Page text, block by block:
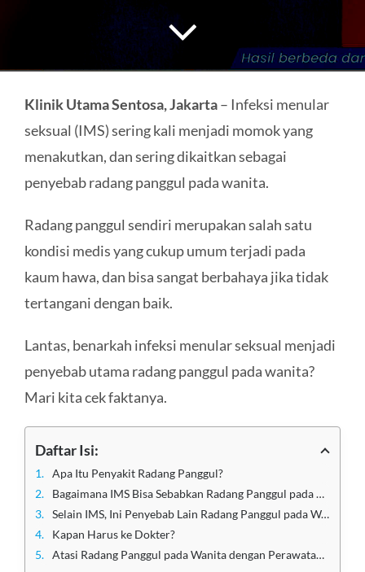
Klinik Utama Sentosa, Jakarta– Infeksi menular
seksual (IMS) sering kali menjadi momok yang
menakutkan, dan sering dikaitkan sebagai
penyebab radang panggul pada wanita.
Radang panggul sendiri merupakan salah satu
kondisi medis yang cukup umum terjadi pada
kaum hawa, dan bisa sangat berbahaya jika tidak
tertangani dengan baik.
Lantas, benarkah infeksi menular seksual menjadi
penyebab utama radang panggul pada wanita?
Mari kita cek faktanya.
Daftar Isi:
Apa Itu Penyakit Radang Panggul?
Bagaimana IMS Bisa Sebabkan Radang Panggul pada Wanita?
Selain IMS, Ini Penyebab Lain Radang Panggul pada Wanita
Kapan Harus ke Dokter?
Atasi Radang Panggul pada Wanita dengan Perawatan Terbaik di Klinik Utama Sentosa